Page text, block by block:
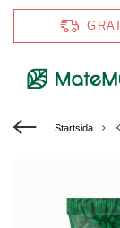
Startsida